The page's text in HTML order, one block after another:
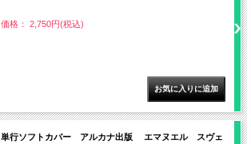
価格： 2,750円(税込)
単行ソフトカバー アルカナ出版 エマヌエル スヴェ